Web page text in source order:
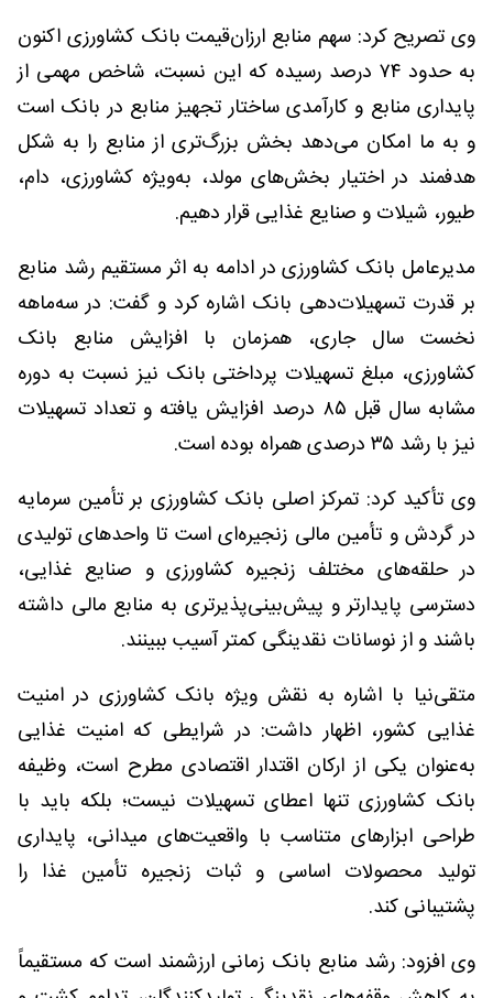
وی تصریح کرد: سهم منابع ارزان‌قیمت بانک کشاورزی اکنون
به حدود ۷۴ درصد رسیده که این نسبت، شاخص مهمی از
پایداری منابع و کارآمدی ساختار تجهیز منابع در بانک است
و به ما امکان می‌دهد بخش بزرگ‌تری از منابع را به شکل
هدفمند در اختیار بخش‌های مولد، به‌ویژه کشاورزی، دام،
طیور، شیلات و صنایع غذایی قرار دهیم.
مدیرعامل بانک کشاورزی در ادامه به اثر مستقیم رشد منابع
بر قدرت تسهیلات‌دهی بانک اشاره کرد و گفت: در سه‌ماهه
نخست سال جاری، همزمان با افزایش منابع بانک
کشاورزی، مبلغ تسهیلات پرداختی بانک نیز نسبت به دوره
مشابه سال قبل ۸۵ درصد افزایش یافته و تعداد تسهیلات
نیز با رشد ۳۵ درصدی همراه بوده است.
وی تأکید کرد: تمرکز اصلی بانک کشاورزی بر تأمین سرمایه
در گردش و تأمین مالی زنجیره‌ای است تا واحدهای تولیدی
در حلقه‌های مختلف زنجیره کشاورزی و صنایع غذایی،
دسترسی پایدارتر و پیش‌بینی‌پذیرتری به منابع مالی داشته
باشند و از نوسانات نقدینگی کمتر آسیب ببینند.
متقی‌نیا با اشاره به نقش ویژه بانک کشاورزی در امنیت
غذایی کشور، اظهار داشت: در شرایطی که امنیت غذایی
به‌عنوان یکی از ارکان اقتدار اقتصادی مطرح است، وظیفه
بانک کشاورزی تنها اعطای تسهیلات نیست؛ بلکه باید با
طراحی ابزارهای متناسب با واقعیت‌های میدانی، پایداری
تولید محصولات اساسی و ثبات زنجیره تأمین غذا را
پشتیبانی کند.
وی افزود: رشد منابع بانک زمانی ارزشمند است که مستقیماً